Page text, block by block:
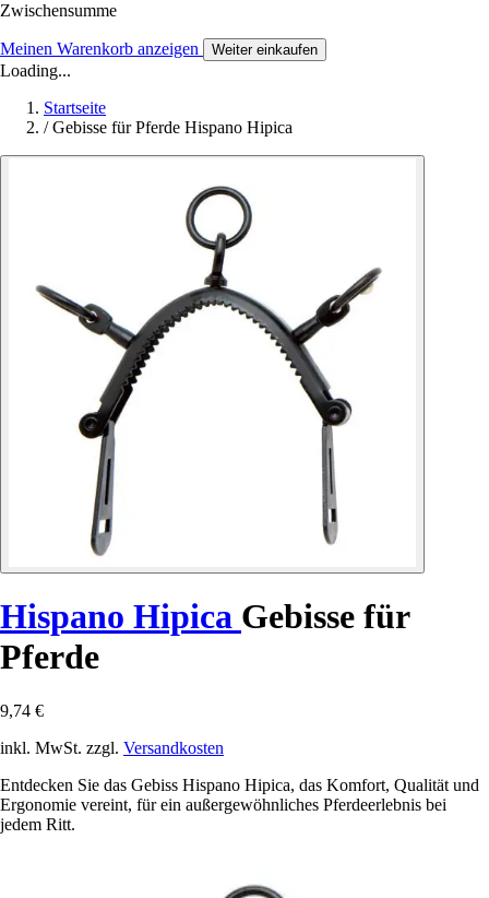
Zwischensumme
Meinen Warenkorb anzeigen Weiter einkaufen
Loading...
Startseite
/ Gebisse für Pferde Hispano Hipica
Hispano Hipica Gebisse für
Pferde
9,74 €
inkl. MwSt. zzgl. Versandkosten
Entdecken Sie das Gebiss Hispano Hipica, das Komfort, Qualität und
Ergonomie vereint, für ein außergewöhnliches Pferdeerlebnis bei
jedem Ritt.